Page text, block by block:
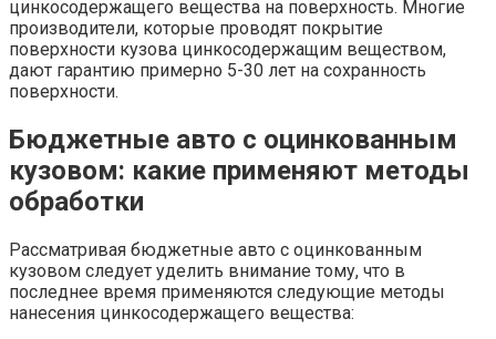
цинкосодержащего вещества на поверхность. Многие
производители, которые проводят покрытие
поверхности кузова цинкосодержащим веществом,
дают гарантию примерно 5-30 лет на сохранность
поверхности.
Бюджетные авто с оцинкованным
кузовом: какие применяют методы
обработки
Рассматривая бюджетные авто с оцинкованным
кузовом следует уделить внимание тому, что в
последнее время применяются следующие методы
нанесения цинкосодержащего вещества: